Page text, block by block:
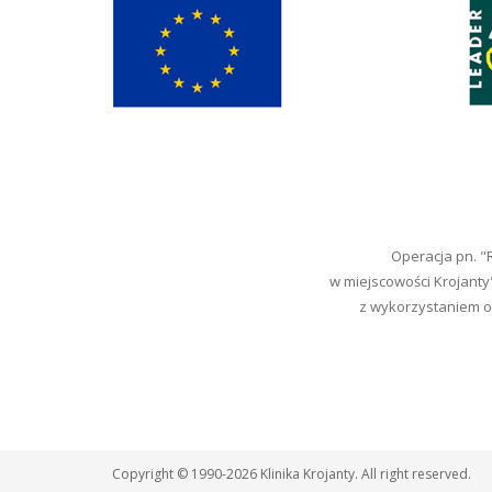
Operacja pn.
w miejscowości
z wykorzystaniem
Copyright © 1990-2026 Klinika Krojanty. All right reserved.